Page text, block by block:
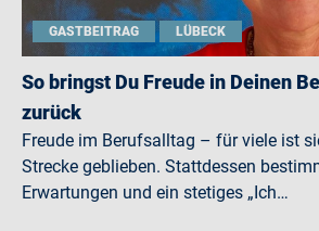
GASTBEITRAG LÜBECK
So bringst Du Freude in Deinen
zurück
Freude im Berufsalltag – für viele ist
Strecke geblieben. Stattdessen
Erwartungen und ein stetiges „Ich…